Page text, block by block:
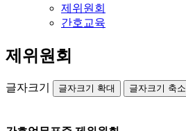
제위원회
간호교육
제위원회
글자크기 글자크기 확대 글자크기 축소